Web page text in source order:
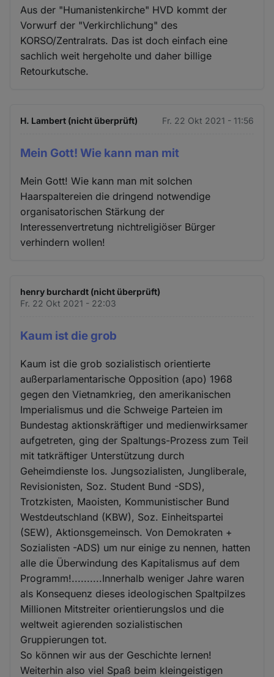
Aus der "Humanistenkirche" HVD kommt der
Vorwurf der "Verkirchlichung" des
KORSO/Zentralrats. Das ist doch einfach eine
sachlich weit hergeholte und daher billige
Retourkutsche.
H. Lambert (nicht überprüft) Fr. 22 Okt 2021 - 11:56
Mein Gott! Wie kann man mit
Mein Gott! Wie kann man mit solchen
Haarspaltereien die dringend notwendige
organisatorischen Stärkung der
Interessenvertretung nichtreligiöser Bürger
verhindern wollen!
henry burchardt (nicht überprüft)
Fr. 22 Okt 2021 - 22:03
Kaum ist die grob
Kaum ist die grob sozialistisch orientierte
außerparlamentarische Opposition (apo) 1968
gegen den Vietnamkrieg, den amerikanischen
Imperialismus und die Schweige Parteien im
Bundestag aktionskräftiger und medienwirksamer
aufgetreten, ging der Spaltungs-Prozess zum Teil
mit tatkräftiger Unterstützung durch
Geheimdienste los. Jungsozialisten, Jungliberale,
Revisionisten, Soz. Student Bund -SDS),
Trotzkisten, Maoisten, Kommunistischer Bund
Westdeutschland (KBW), Soz. Einheitspartei
(SEW), Aktionsgemeinsch. Von Demokraten +
Sozialisten -ADS) um nur einige zu nennen, hatten
alle die Überwindung des Kapitalismus auf dem
Programm!..........Innerhalb weniger Jahre waren
als Konsequenz dieses ideologischen Spaltpilzes
Millionen Mitstreiter orientierungslos und die
weltweit agierenden sozialistischen
Gruppierungen tot.
So können wir aus der Geschichte lernen!
Weiterhin also viel Spaß beim kleingeistigen